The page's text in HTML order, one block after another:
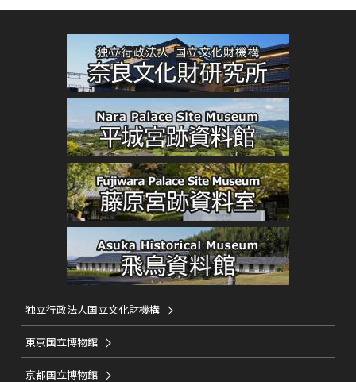
独立行政法人国立文化財機構
東京国立博物館
京都国立博物館